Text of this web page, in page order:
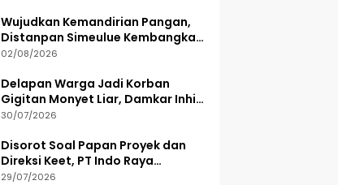
Wujudkan Kemandirian Pangan,
Distanpan Simeulue Kembangkan
Demplot Hortikultura
02/08/2026
Delapan Warga Jadi Korban
Gigitan Monyet Liar, Damkar Inhil
Turunkan 15 Personel
30/07/2026
Disorot Soal Papan Proyek dan
Direksi Keet, PT Indo Raya
Kabenteng Berikan Penjelasan
29/07/2026